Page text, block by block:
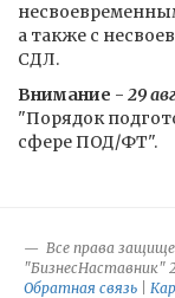
а также с
СДЛ.
Внимание - 29
"Порядок
сфере ПОД/ФТ".
Все права
"БизнесНаставник"
Обратная связь